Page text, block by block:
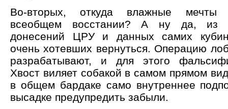
Во-вторых, откуда влажные мечты
всеобщем восстании? А ну да, из
донесений ЦРУ и данных самих
очень хотевших вернуться. Операцию
разрабатывают, и для этого
Хвост виляет собакой в самом прямом
в общем бардаке само внутреннее
высадке предупредить забыли.